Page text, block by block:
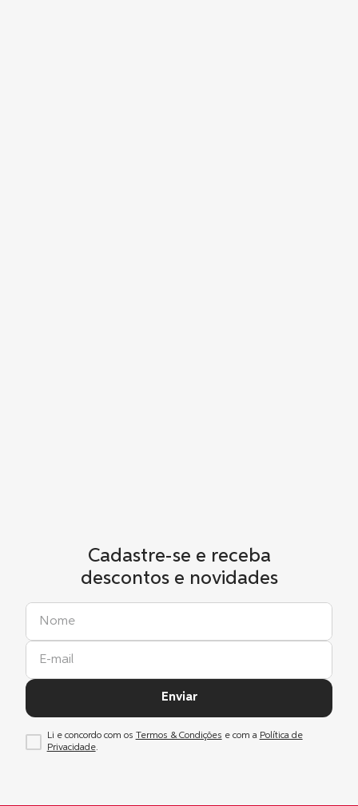
Cadastre-se e receba
descontos e novidades
Enviar
Li e concordo com os Termos & Condições e com a Política de
Privacidade.